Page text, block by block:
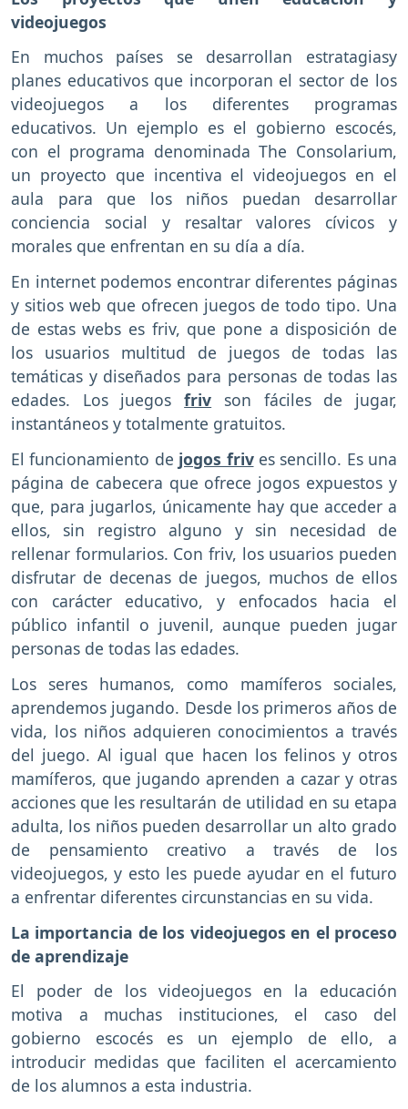
videojuegos
En muchos países se desarrollan estratagiasy
planes educativos que incorporan el sector de los
videojuegos a los diferentes programas
educativos. Un ejemplo es el gobierno escocés,
con el programa denominada The Consolarium,
un proyecto que incentiva el videojuegos en el
aula para que los niños puedan desarrollar
conciencia social y resaltar valores cívicos y
morales que enfrentan en su día a día.
En internet podemos encontrar diferentes páginas
y sitios web que ofrecen juegos de todo tipo. Una
de estas webs es friv, que pone a disposición de
los usuarios multitud de juegos de todas las
temáticas y diseñados para personas de todas las
edades. Los juegosfriv
son fáciles de jugar,
instantáneos y totalmente gratuitos.
El funcionamiento de jogos frives sencillo. Es una
página de cabecera que ofrece jogos expuestos y
que, para jugarlos, únicamente hay que acceder a
ellos, sin registro alguno y sin necesidad de
rellenar formularios. Con friv, los usuarios pueden
disfrutar de decenas de juegos, muchos de ellos
con carácter educativo, y enfocados hacia el
público infantil o juvenil, aunque pueden jugar
personas de todas las edades.
Los seres humanos, como mamíferos sociales,
aprendemos jugando. Desde los primeros años de
vida, los niños adquieren conocimientos a través
del juego. Al igual que hacen los felinos y otros
mamíferos, que jugando aprenden a cazar y otras
acciones que les resultarán de utilidad en su etapa
adulta, los niños pueden desarrollar un alto grado
de pensamiento creativo a través de los
videojuegos, y esto les puede ayudar en el futuro
a enfrentar diferentes circunstancias en su vida.
La importancia de los videojuegos en el proceso
de aprendizaje
El poder de los videojuegos en la educación
motiva a muchas instituciones, el caso del
gobierno escocés es un ejemplo de ello, a
introducir medidas que faciliten el acercamiento
de los alumnos a esta industria.